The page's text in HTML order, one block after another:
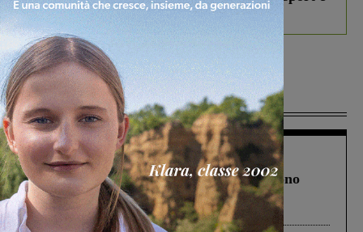
debutta il podcast Estrair
Più lette
Cronaca 4 Agosto 2026
Un anno fa la strage in A1 in cui morirono
Gianni, Giulia e Franco. Lo schianto, il
processo, lo stop ai sorpassi fra tir....